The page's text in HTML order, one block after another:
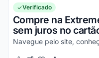
Verificado
Compre na
sem juros no